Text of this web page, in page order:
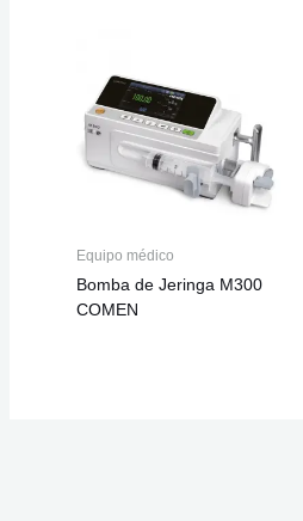
Equipo médico
Bomba de Jeringa M300
COMEN